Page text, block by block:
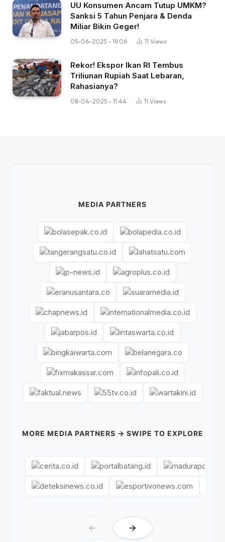
UU Konsumen Ancam Tutup UMKM?
Sanksi 5 Tahun Penjara & Denda
Miliar Bikin Geger!
05-06-2025 - 19.06 11 Views
Rekor! Ekspor Ikan RI Tembus
Triliunan Rupiah Saat Lebaran,
Rahasianya?
08-04-2025 - 11.44 11 Views
MEDIA PARTNERS
MORE MEDIA PARTNERS → SWIPE TO EXPLORE
← →